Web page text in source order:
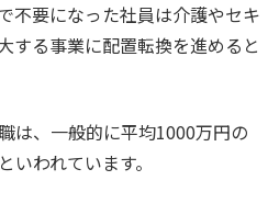
不要になった社員は介護やセキ
する事業に配置転換を進めると
は、一般的に平均1000万円の
われています。